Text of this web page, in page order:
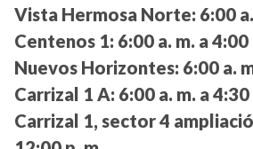
Vista Hermosa Norte: 6:00
Centenos 1: 6:00 a. m. a 4:00
Nuevos Horizontes: 6:00 a.
Carrizal 1 A: 6:00 a. m. a 4:30
Carrizal 1, sector 4